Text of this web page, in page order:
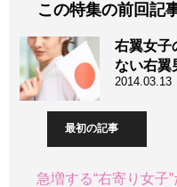
この特集の前回記
右翼女子
ない右翼
2014.03.13
最初の記事
急増する“右寄り女子